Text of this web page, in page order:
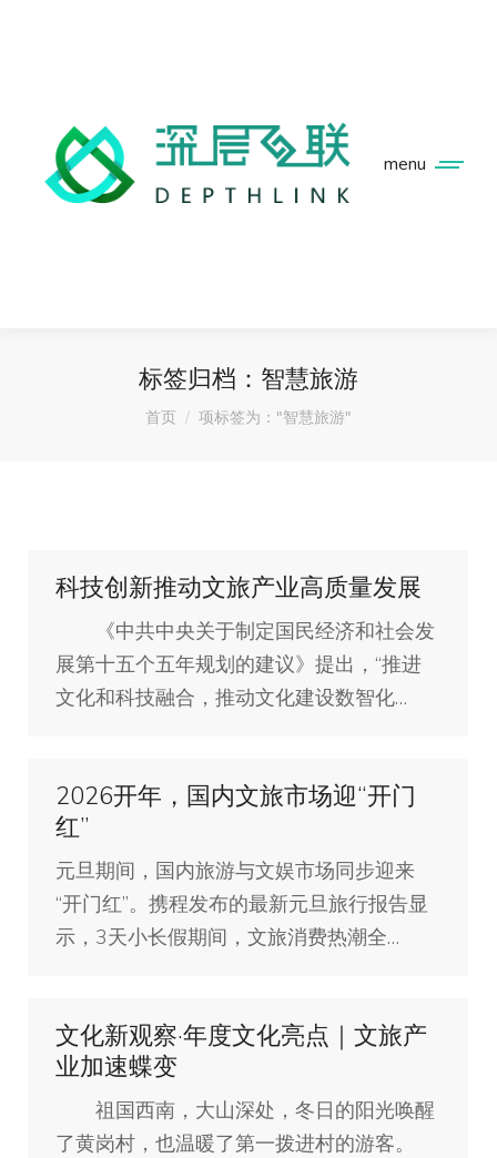
menu
标签归档： 智慧旅游
您在这里：
首页 项标签为："智慧旅游"
科技创新推动文旅产业高质量发展
《中共中央关于制定国民经济和社会发
展第十五个五年规划的建议》提出，“推进
文化和科技融合，推动文化建设数智化…
2026开年，国内文旅市场迎“开门
红”
元旦期间，国内旅游与文娱市场同步迎来
“开门红”。携程发布的最新元旦旅行报告显
示，3天小长假期间，文旅消费热潮全…
文化新观察·年度文化亮点｜文旅产
业加速蝶变
祖国西南，大山深处，冬日的阳光唤醒
了黄岗村，也温暖了第一拨进村的游客。